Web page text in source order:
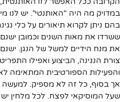
במדויק מה היה "האותנטי". יש לנו
בהם ניתן לקרוא תיאורים על כלי
ששרדו את מאות השנים וכמובן ישנם
את מנח הידיים למשל של הנגן.
צורת הנגינה, הביצוע ואפילו
והפעילות הספורטיבית המתאימה
אך בסוף, כל זה לא מספיק. למעשה
שעל המוסיקאי לפצח. לכל מלחין יש